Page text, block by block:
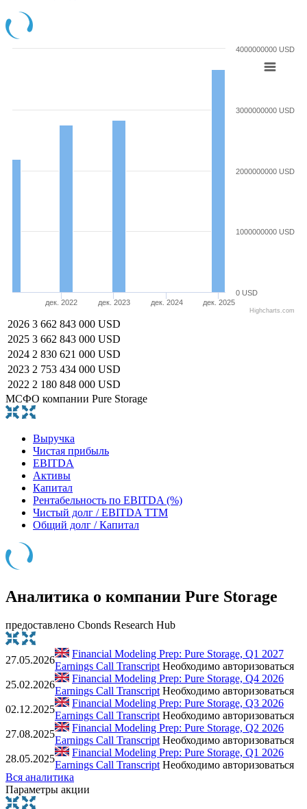
дек. 2022 дек. 2023 дек. 2024 дек. 2025
0 USD
1000000000 USD
2000000000 USD
3000000000 USD
4000000000 USD
Highcharts.com
2026 3 662 843 000 USD
2025 3 662 843 000 USD
2024 2 830 621 000 USD
2023 2 753 434 000 USD
2022 2 180 848 000 USD
МСФО компании Pure Storage
Выручка
Чистая прибыль
EBITDA
Активы
Капитал
Рентабельность по EBITDA (%)
Чистый долг / EBITDA TTM
Общий долг / Капитал
Аналитика о компании Pure Storage
предоставлено Cbonds Research Hub
27.05.2026
Financial Modeling Prep: Pure Storage, Q1 2027
Earnings Call Transcript Необходимо авторизоваться
25.02.2026
Financial Modeling Prep: Pure Storage, Q4 2026
Earnings Call Transcript Необходимо авторизоваться
02.12.2025
Financial Modeling Prep: Pure Storage, Q3 2026
Earnings Call Transcript Необходимо авторизоваться
27.08.2025
Financial Modeling Prep: Pure Storage, Q2 2026
Earnings Call Transcript Необходимо авторизоваться
28.05.2025
Financial Modeling Prep: Pure Storage, Q1 2026
Earnings Call Transcript Необходимо авторизоваться
Вся аналитика
Параметры акции